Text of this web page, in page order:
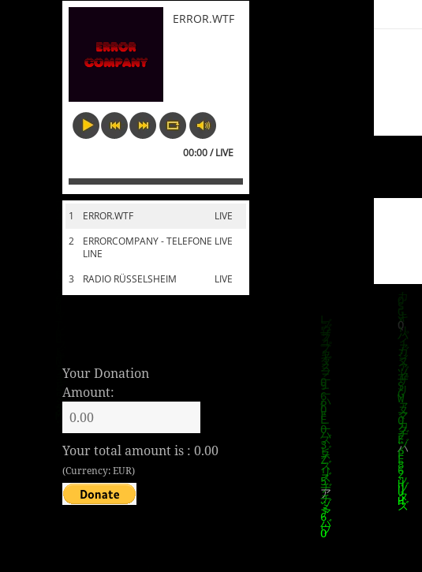
ERROR.WTF
00:00 / LIVE
1 LIVE
ERROR.WTF
2
LIVE
ERRORCOMPANY - TELEFONE
LINE
3
LIVE
RADIO RÜSSELSHEIM
Your Donation
Amount:
Your total amount is :0.00
(Currency: EUR)